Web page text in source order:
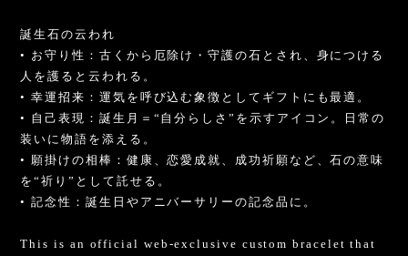
誕生石の云われ
• お守り性：古くから厄除け・守護の石とされ、身につける
人を護ると云われる。
• 幸運招来：運気を呼び込む象徴としてギフトにも最適。
• 自己表現：誕生月＝“自分らしさ”を示すアイコン。日常の
装いに物語を添える。
• 願掛けの相棒：健康、恋愛成就、成功祈願など、石の意味
を“祈り”として託せる。
• 記念性：誕生日やアニバーサリーの記念品に。
This is an official web-exclusive custom bracelet that